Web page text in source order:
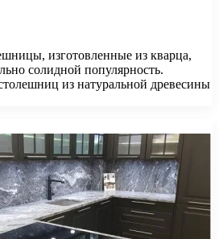
изготовленные из кварца,
солидной популярность.
из натуральной древесины